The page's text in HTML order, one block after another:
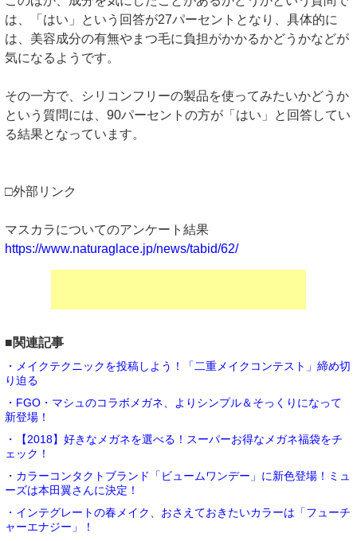
は、「はい」という回答が27パーセントとなり、具体的に
は、美容成分の有無やまつ毛に負担がかかるかどうかなどが
気になるようです。
その一方で、シリコンフリーの製品を使ってみたいかどうか
という質問には、90パーセントの方が「はい」と回答してい
る結果となっています。
□外部リンク
マスカラについてのアンケート結果
https://www.naturaglace.jp/news/tabid/62/
■関連記事
・メイクテクニックを投稿しよう！「二重メイクコンテスト」締め切
り迫る
・FGO・マシュのコラボメガネ、よりシンプル＆そっくりになって
新登場！
・【2018】好きなメガネを選べる！スーパーお得なメガネ福袋をチ
ェック！
・カラーコンタクトブランド「ビュームワンデー」に新色登場！ミュ
ーズは本田翼さんに決定！
・インテグレートの春メイク、おさえておきたいカラーは「フューチ
ャーエナジー」！